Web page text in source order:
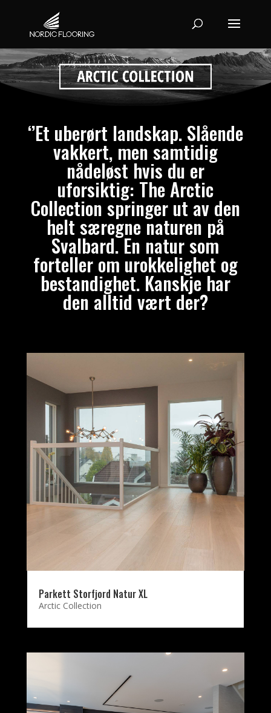
‘’Et uberørt landskap. Slående
vakkert, men samtidig
nådeløst hvis du er
uforsiktig: The Arctic
Collection springer ut av den
helt særegne naturen på
Svalbard. En natur som
forteller om urokkelighet og
bestandighet. Kanskje har
den alltid vært der?
Parkett Storfjord Natur XL
Arctic Collection